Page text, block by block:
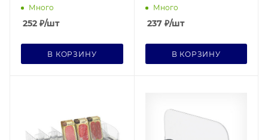
T-RAIL30 ТМ, длина
1000мм с маг.скотч (10)
Много
252 ₽/шт
В КОРЗИНУ
с магнитным скотчем
Много
237₽/шт
В КОРЗИНУ